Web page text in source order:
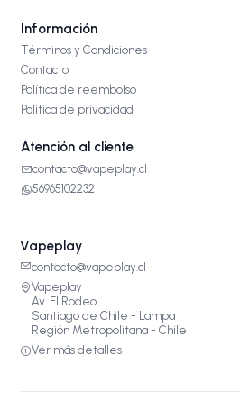
Información
Términos y Condiciones
Contacto
Política de reembolso
Política de privacidad
Atención al cliente
contacto@vapeplay.cl
56965102232
Vapeplay
contacto@vapeplay.cl
Vapeplay
Av. El Rodeo
Santiago de Chile - Lampa
Región Metropolitana - Chile
Ver más detalles